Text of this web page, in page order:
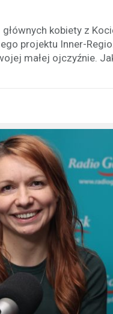
kobiety z
projektu Inner-
małej ojczyźnie.